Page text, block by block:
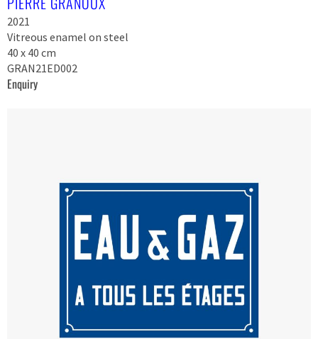
2021
Vitreous enamel on steel
40 x 40 cm
GRAN21ED002
Enquiry